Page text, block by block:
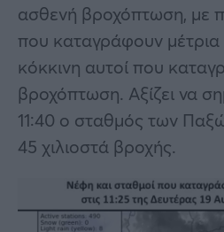
ασθενή βροχόπτωση, με
που καταγράφουν
κόκκινη αυτοί που
βροχόπτωση. Αξίζει να
11:40 ο σταθμός των
45 χιλιοστά βροχής.